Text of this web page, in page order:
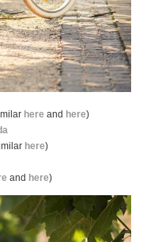
here and here)
here)
and here)